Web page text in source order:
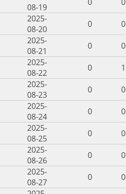
08-19
2025-
08-20
0 0
2025-
08-21
0 0
2025-
08-22
0 1
2025-
08-23
0 0
2025-
08-24
0 0
2025-
08-25
0 0
2025-
08-26
0 0
2025-
08-27
0 0